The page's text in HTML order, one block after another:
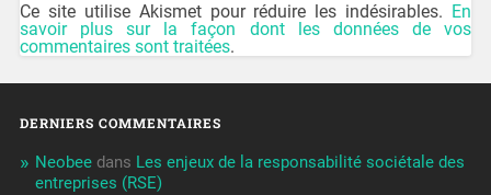
Ce site utilise Akismet pour réduire les indésirables. En
savoir plus sur la façon dont les données de vos
commentaires sont traitées.
DERNIERS COMMENTAIRES
Neobeedans Les enjeux de la responsabilité sociétale des
entreprises (RSE)